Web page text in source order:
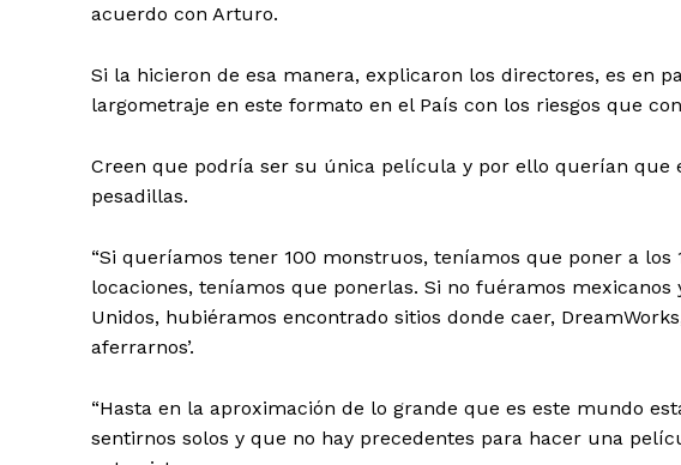
SUSCRÍBETE AHORA
acuerdo con Arturo.
Si la hicieron de esa manera, explicaron los directores, es en
largometraje en este formato en el País con los riesgos que
Creen que podría ser su única película y por ello querían que
pesadillas.
“Si queríamos tener 100 monstruos, teníamos que poner a
locaciones, teníamos que ponerlas. Si no fuéramos
Unidos, hubiéramos encontrado sitios donde caer,
aferrarnos’.
“Hasta en la aproximación de lo grande que es este mundo
sentirnos solos y que no hay precedentes para hacer una